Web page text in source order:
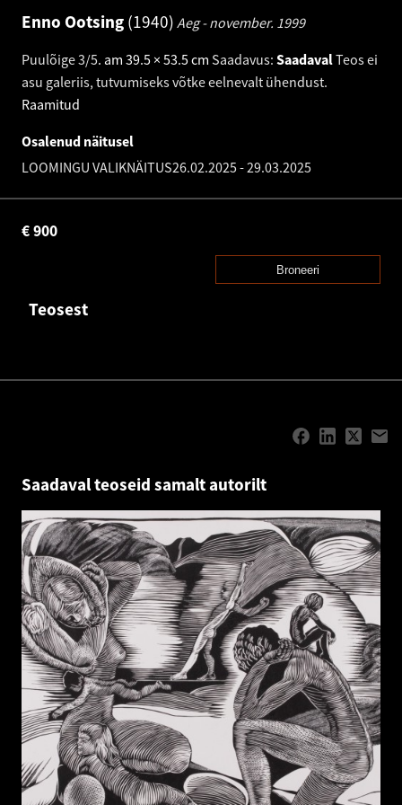
Enno Ootsing 1940 Aeg - november. 1999
Puulõige 3/5. am 39.5 × 53.5 cm Saadavus: SaadavalTeos ei
asu galeriis, tutvumiseks võtke eelnevalt ühendust.
Raamitud
Osalenud näitusel
LOOMINGU VALIKNÄITUS26.02.2025-29.03.2025
900
€
Broneeri
Teosest
Saadaval teoseid samalt autorilt